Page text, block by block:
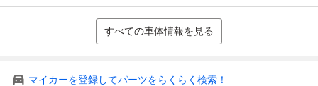
すべての車体情報を見る
マイカーを登録してパーツをらくらく検索！